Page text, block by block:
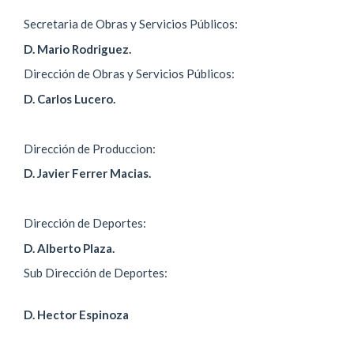
Secretaria de Obras y Servicios Públicos:
D. Mario Rodriguez.
Dirección de Obras y Servicios Públicos:
D. Carlos Lucero.
Dirección de Produccion:
D. Javier Ferrer Macias.
Dirección de Deportes:
D. Alberto Plaza.
Sub Dirección de Deportes:
D. Hector Espinoza